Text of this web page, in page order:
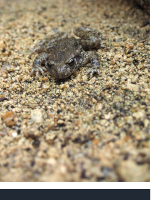
Le petit carpeaux
accoucheur